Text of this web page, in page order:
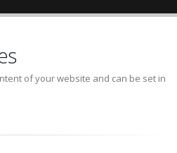
of your website and can be set in